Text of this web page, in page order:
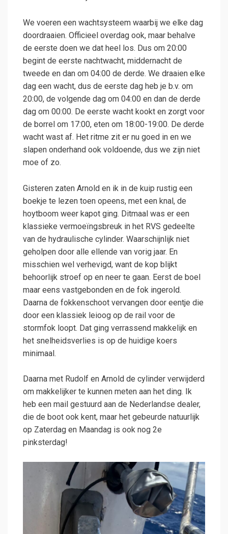
We voeren een wachtsysteem waarbij we elke dag
doordraaien. Officieel overdag ook, maar behalve
de eerste doen we dat heel los. Dus om 20:00
begint de eerste nachtwacht, middernacht de
tweede en dan om 04:00 de derde. We draaien elke
dag een wacht, dus de eerste dag heb je b.v. om
20:00, de volgende dag om 04:00 en dan de derde
dag om 00:00. De eerste wacht kookt en zorgt voor
de borrel om 17:00, eten om 18:00-19:00. De derde
wacht wast af. Het ritme zit er nu goed in en we
slapen onderhand ook voldoende, dus we zijn niet
moe of zo.
Gisteren zaten Arnold en ik in de kuip rustig een
boekje te lezen toen opeens, met een knal, de
hoytboom weer kapot ging. Ditmaal was er een
klassieke vermoeïngsbreuk in het RVS gedeelte
van de hydraulische cylinder. Waarschijnlijk niet
geholpen door alle ellende van vorig jaar. En
misschien wel verhevigd, want de kop blijkt
behoorlijk stroef op en neer te gaan. Eerst de boel
maar eens vastgebonden en de fok ingerold.
Daarna de fokkenschoot vervangen door eentje die
door een klassiek leioog op de rail voor de
stormfok loopt. Dat ging verrassend makkelijk en
het snelheidsverlies is op de huidige koers
minimaal.
Daarna met Rudolf en Arnold de cylinder verwijderd
om makkelijker te kunnen meten aan het ding. Ik
heb een mail gestuurd aan de Nederlandse dealer,
die de boot ook kent, maar het gebeurde natuurlijk
op Zaterdag en Maandag is ook nog 2e
pinksterdag!